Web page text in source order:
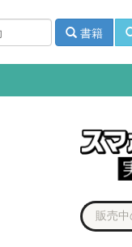
書籍